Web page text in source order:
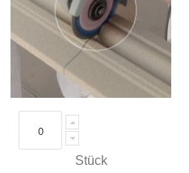
Stück